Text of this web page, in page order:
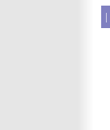
|